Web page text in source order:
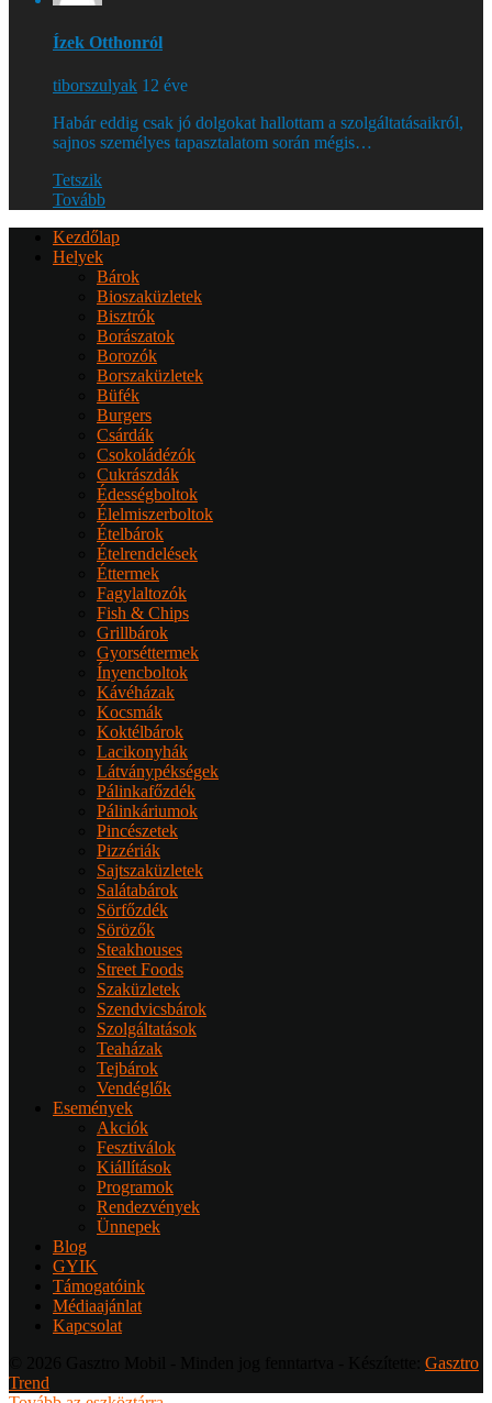
Ízek Otthonról
tiborszulyak 12 éve
Habár eddig csak jó dolgokat hallottam a szolgáltatásaikról,
sajnos személyes tapasztalatom során mégis…
Tetszik
Tovább
Kezdőlap
Helyek
Bárok
Bioszaküzletek
Bisztrók
Borászatok
Borozók
Borszaküzletek
Büfék
Burgers
Csárdák
Csokoládézók
Cukrászdák
Édességboltok
Élelmiszerboltok
Ételbárok
Ételrendelések
Éttermek
Fagylaltozók
Fish & Chips
Grillbárok
Gyorséttermek
Ínyencboltok
Kávéházak
Kocsmák
Koktélbárok
Lacikonyhák
Látványpékségek
Pálinkafőzdék
Pálinkáriumok
Pincészetek
Pizzériák
Sajtszaküzletek
Salátabárok
Sörfőzdék
Sörözők
Steakhouses
Street Foods
Szaküzletek
Szendvicsbárok
Szolgáltatások
Teaházak
Tejbárok
Vendéglők
Események
Akciók
Fesztiválok
Kiállítások
Programok
Rendezvények
Ünnepek
Blog
GYIK
Támogatóink
Médiaajánlat
Kapcsolat
Gasztro
Trend